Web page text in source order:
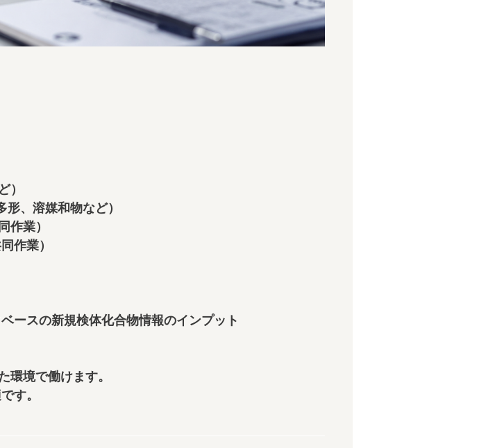
）
、溶媒和物など）
作業）
作業）
ースの新規検体化合物情報のインプット
境で働けます。
す。